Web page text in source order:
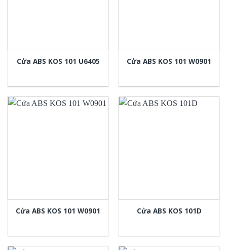
Cửa ABS KOS 101 U6405 Cửa ABS KOS 101 W0901
Cửa ABS KOS 101 W0901 Cửa ABS KOS 101D